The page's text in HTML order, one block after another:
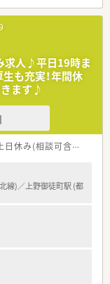
ケーションが取れる
い方
求人♪平日19時ま
も充実！年間休
ます♪
日休み(相談可含む)
線)／上野御徒町駅 (都